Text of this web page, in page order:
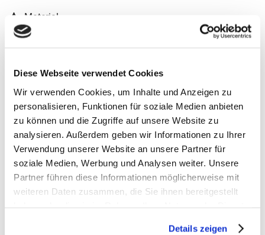
Diese Webseite verwendet Cookies
Wir verwenden Cookies, um Inhalte und Anzeigen zu
personalisieren, Funktionen für soziale Medien anbieten
zu können und die Zugriffe auf unsere Website zu
analysieren. Außerdem geben wir Informationen zu Ihrer
Verwendung unserer Website an unsere Partner für
soziale Medien, Werbung und Analysen weiter. Unsere
Partner führen diese Informationen möglicherweise mit
weiteren Daten zusammen, die Sie ihnen bereitgestellt
Details zeigen
Material
18/8 Robuster Edelstahl